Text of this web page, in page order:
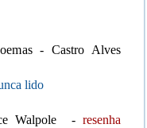
- Castro Alves
lido
Walpole - resenha